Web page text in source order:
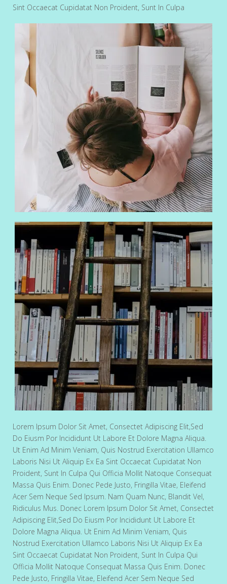
Sint Occaecat Cupidatat Non Proident, Sunt In Culpa
Lorem Ipsum Dolor Sit Amet, Consectet Adipiscing Elit,sed
Do Eiusm Por Incididunt Ut Labore Et Dolore Magna Aliqua.
Ut Enim Ad Minim Veniam, Quis Nostrud Exercitation Ullamco
Laboris Nisi Ut Aliquip Ex Ea Sint Occaecat Cupidatat Non
Proident, Sunt In Culpa Qui Officia Mollit Natoque Consequat
Massa Quis Enim. Donec Pede Justo, Fringilla Vitae, Eleifend
Acer Sem Neque Sed Ipsum. Nam Quam Nunc, Blandit Vel,
Ridiculus Mus. Donec Lorem Ipsum Dolor Sit Amet, Consectet
Adipiscing Elit,sed Do Eiusm Por Incididunt Ut Labore Et
Dolore Magna Aliqua. Ut Enim Ad Minim Veniam, Quis
Nostrud Exercitation Ullamco Laboris Nisi Ut Aliquip Ex Ea
Sint Occaecat Cupidatat Non Proident, Sunt In Culpa Qui
Officia Mollit Natoque Consequat Massa Quis Enim. Donec
Pede Justo, Fringilla Vitae, Eleifend Acer Sem Neque Sed